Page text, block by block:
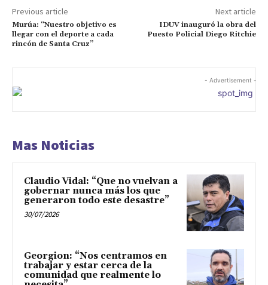
Previous article
Murúa: “Nuestro objetivo es
llegar con el deporte a cada
rincón de Santa Cruz”
Next article
IDUV inauguró la obra del
Puesto Policial Diego Ritchie
- Advertisement -
Mas Noticias
Claudio Vidal: “Que no vuelvan a
gobernar nunca más los que
generaron todo este desastre”
30/07/2026
Georgion: “Nos centramos en
trabajar y estar cerca de la
comunidad que realmente lo